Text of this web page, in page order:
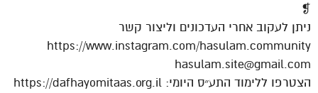
❡
ניתן לעקוב אחרי העדכונים וליצור קשר
https://www.instagram.com/hasulam.community
hasulam.site@gmail.com
הצטרפו ללימוד התע״ס היומי: https://dafhayomitaas.org.il